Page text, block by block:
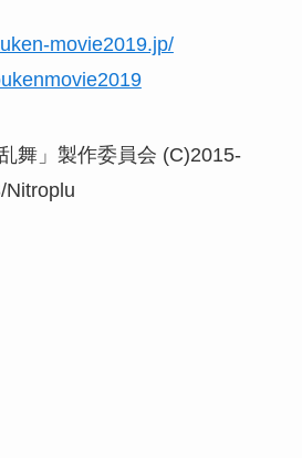
movie2019.jp/
舞」製作委員会 (C)2015-
Nitroplu